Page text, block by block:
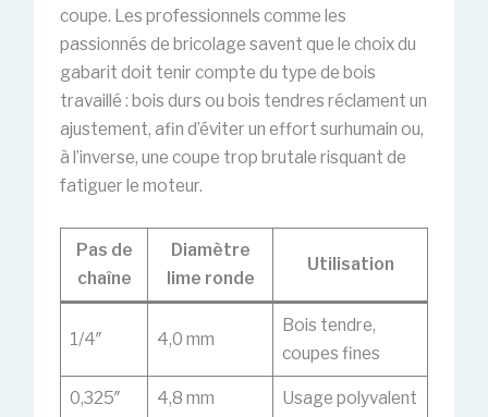
coupe. Les professionnels comme les
passionnés de bricolage savent que le choix du
gabarit doit tenir compte du type de bois
travaillé : bois durs ou bois tendres réclament un
ajustement, afin d’éviter un effort surhumain ou,
à l’inverse, une coupe trop brutale risquant de
fatiguer le moteur.
Pas de
chaîne
Diamètre
lime ronde
Utilisation
1/4″ 4,0 mm
Bois tendre,
coupes fines
0,325″ 4,8 mm Usage polyvalent